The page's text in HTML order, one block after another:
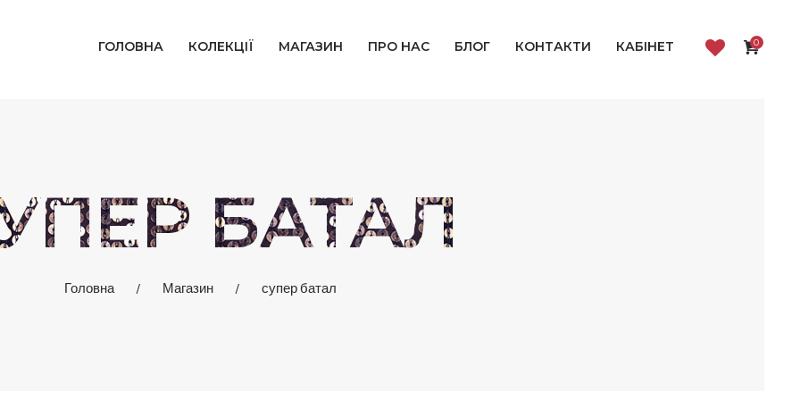
ГОЛОВНА КОЛЕКЦІЇ МАГАЗИН ПРО НАС БЛОГ КОНТАКТИ КАБІНЕТ 0
БАТАЛ
Головна Магазин супер батал
ПРО НАС
БЛОГ
КОНТАКТИ